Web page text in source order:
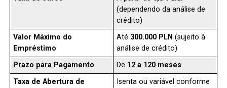
(dependendo da análise de
crédito)
Valor Máximo do
Empréstimo
Até 300.000 PLN (sujeito à
análise de crédito)
Prazo para Pagamento
De 12 a 120 meses
Taxa de Abertura de
Isenta ou variável conforme